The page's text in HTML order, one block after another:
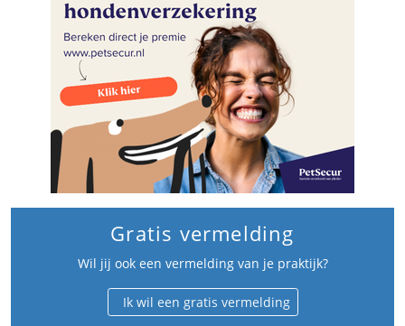
Gratis vermelding
Wil jij ook een vermelding van je praktijk?
Ik wil een gratis vermelding